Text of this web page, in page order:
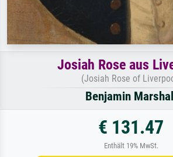
Josiah Rose aus
(Josiah Rose of
Benjamin Marshall
€ 131.47
Enthält 19% MwSt.